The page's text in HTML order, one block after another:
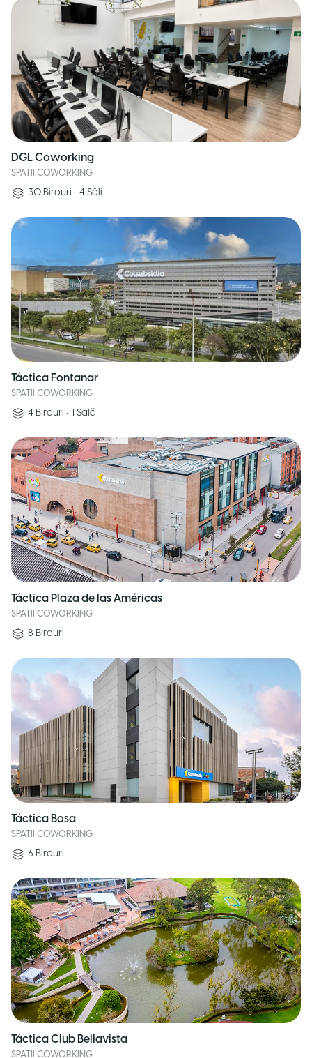
DGL Coworking
SPATII COWORKING
30 Birouri • 4 Săli
Táctica Fontanar
SPATII COWORKING
4 Birouri • 1 Sală
Táctica Plaza de las Américas
SPATII COWORKING
8 Birouri
Táctica Bosa
SPATII COWORKING
6 Birouri
Táctica Club Bellavista
SPATII COWORKING